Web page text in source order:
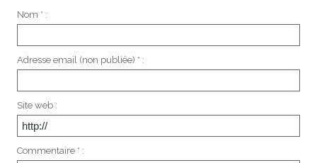
Nom * :
Adresse email (non publiée) * :
Site web :
Commentaire * :